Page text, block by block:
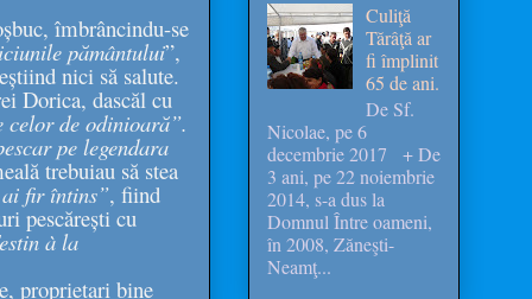
îmbrâncindu-se
pământului”,
nici să salute.
Dorica, dascăl cu
celor de odinioară”.
pe legendara
trebuiau să stea
fir întins”, fiind
pescărești cu
à la
proprietari bine
Culiţă
Tărâţă ar
fi împlinit
65 de ani.
De Sf.
Nicolae, pe 6
decembrie 2017 + De
3 ani, pe 22 noiembrie
2014, s-a dus la
Domnul Între oameni,
în 2008, Zăneşti-
Neamţ...